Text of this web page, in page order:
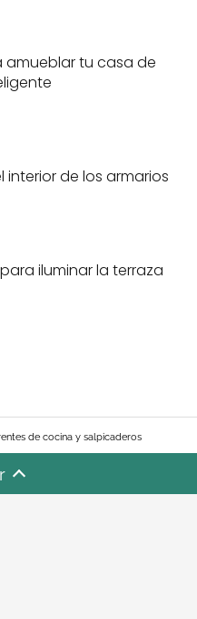
amueblar tu casa de
interior de los armarios
iluminar la terraza
de cocina y salpicaderos